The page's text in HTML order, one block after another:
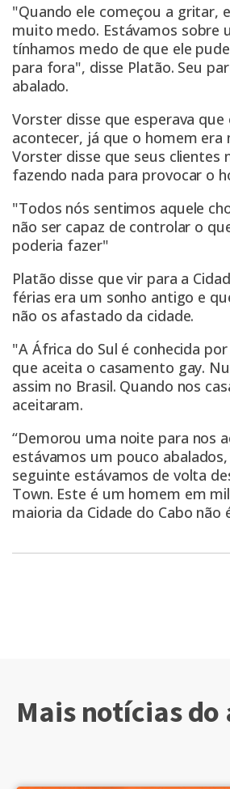
"Quando ele começou a gritar,
muito medo. Estávamos sobre
tínhamos medo de que ele
para fora", disse Platão. Seu
abalado.
Vorster disse que esperava
acontecer, já que o homem era
Vorster disse que seus clientes
fazendo nada para provocar o
"Todos nós sentimos aquele
não ser capaz de controlar o
poderia fazer"
Platão disse que vir para a
férias era um sonho antigo e
não os afastado da cidade.
"A África do Sul é conhecida
que aceita o casamento gay.
assim no Brasil. Quando nos
aceitaram.
“Demorou uma noite para nos
estávamos um pouco
seguinte estávamos de volta
Town. Este é um homem em
maioria da Cidade do Cabo não
Mais notícias